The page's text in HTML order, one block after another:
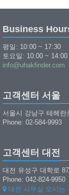
Business
평일: 10:00 ~ 17:30
토요일: 10:00 ~
info@uhakfinder.com
고객센터 서울
서울시 강남구 테헤란
Phone: 02-584-9993
고객센터 대전
대전 유성구 대학로
Phone: 042-824-9950
대전 사무실 오시는